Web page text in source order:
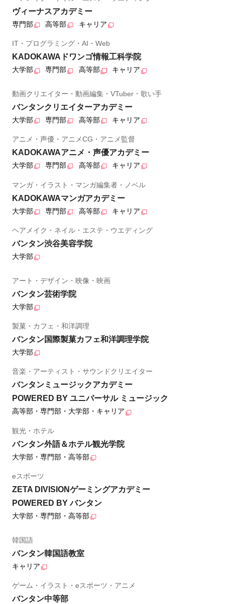
ヴィーナスアカデミー
専門部 高等部 キャリア
IT・プログラミング・AI・Web
KADOKAWAドワンゴ情報工科学院
大学部 専門部 高等部 キャリア
動画クリエイター・動画編集・VTuber・歌い手
バンタンクリエイターアカデミー
大学部 専門部 高等部 キャリア
アニメ・声優・アニメCG・アニメ監督
KADOKAWAアニメ・声優アカデミー
大学部 専門部 高等部 キャリア
マンガ・イラスト・マンガ編集者・ノベル
KADOKAWAマンガアカデミー
大学部 専門部 高等部 キャリア
ヘアメイク・ネイル・エステ・ウエディング
バンタン渋谷美容学院
大学部
アート・デザイン・映像・映画
バンタン芸術学院
大学部
製菓・カフェ・和洋調理
バンタン国際製菓カフェ和洋調理学院
大学部
音楽・アーティスト・サウンドクリエイター
バンタンミュージックアカデミー
POWERED BY ユニバーサル ミュージック
高等部・専門部・大学部・キャリア
観光・ホテル
バンタン外語＆ホテル観光学院
大学部・専門部・高等部
eスポーツ
ZETA DIVISIONゲーミングアカデミー
POWERED BY バンタン
大学部・専門部・高等部
韓国語
バンタン韓国語教室
キャリア
ゲーム・イラスト・eスポーツ・アニメ
バンタン中等部